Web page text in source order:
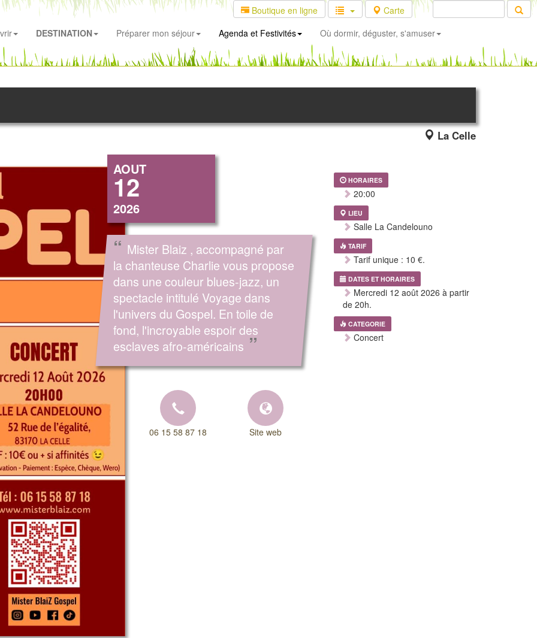
Boutique en ligne
Carte
DESTINATION Préparer mon séjour Agenda et Festivités Où dormir, déguster, s'amuser
La Celle
AOUT
12
2026
“ Mister Blaiz , accompagné par
la chanteuse Charlie vous propose
dans une couleur blues-jazz, un
spectacle intitulé Voyage dans
l'univers du Gospel. En toile de
fond, l'incroyable espoir des
esclaves afro-américains ”
HORAIRES
20:00
LIEU
Salle La Candelouno
TARIF
Tarif unique : 10 €.
DATES ET HORAIRES
Mercredi 12 août 2026 à partir
de 20h.
CATEGORIE
Concert
06 15 58 87 18 Site web